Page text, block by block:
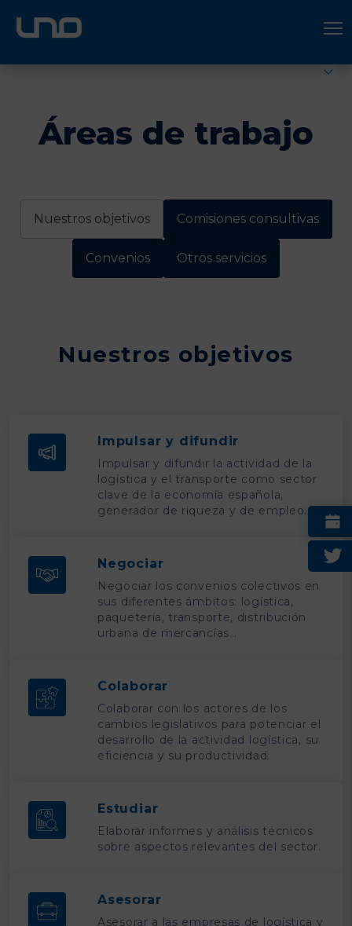
ÚNETE A UNO LOGÍSTICA
Áreas de trabajo
Nuestros objetivos Comisiones consultivas
Convenios Otros servicios
Nuestros objetivos
Impulsar y difundir
Impulsar y difundir la actividad de la
logística y el transporte como sector
clave de la economía española,
generador de riqueza y de empleo.
Negociar
Negociar los convenios colectivos en
sus diferentes ámbitos: logística,
paquetería, transporte, distribución
urbana de mercancías…
Colaborar
Colaborar con los actores de los
cambios legislativos para potenciar el
desarrollo de la actividad logística, su
eficiencia y su productividad.
Estudiar
Elaborar informes y análisis técnicos
sobre aspectos relevantes del sector.
Asesorar
Asesorar a las empresas de logística y